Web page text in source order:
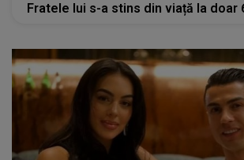
Fratele lui s-a stins din viață la doar